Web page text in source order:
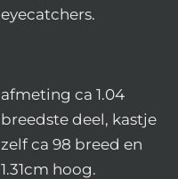
eyecatchers.
afmeting ca 1.04
breedste deel, kastje
zelf ca 98 breed en
1.31cm hoog.